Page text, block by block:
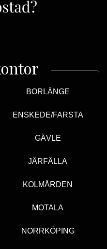
BORLÄNGE
ENSKEDE/FARSTA
GÄVLE
JÄRFÄLLA
KOLMÅRDEN
MOTALA
NORRKÖPING